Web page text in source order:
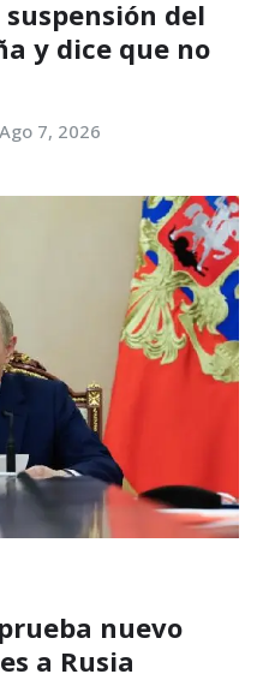
del
y dice que no
Ago 7, 2026
nuevo
a Rusia